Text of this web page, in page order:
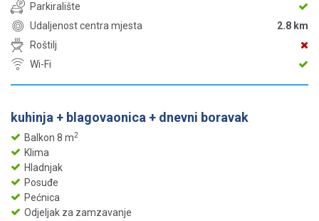
Parkiralište
Udaljenost centra mjesta
2.8 km
Roštilj
Wi-Fi
kuhinja + blagovaonica + dnevni boravak
Balkon 8 m2
Klima
Hladnjak
Posuđe
Pećnica
Odjeljak za zamzavanje